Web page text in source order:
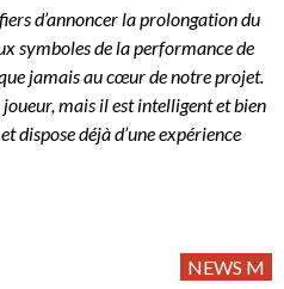
d’annoncer la prolongation du
symboles de la performance de
jamais au cœur de notre projet.
mais il est intelligent et bien
dispose déjà d’une expérience
NEWS M